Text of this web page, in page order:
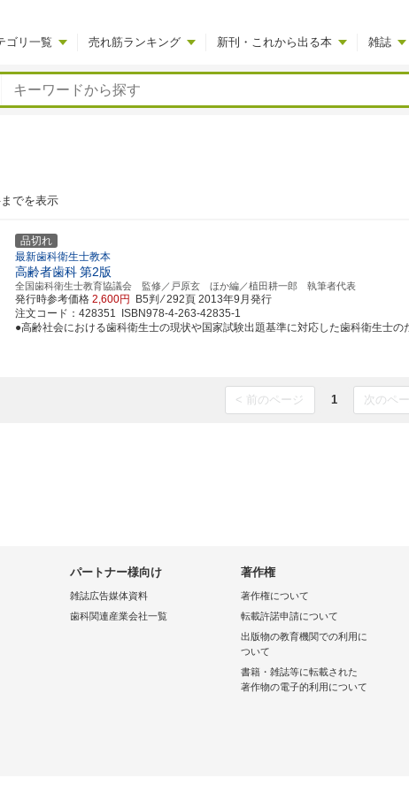
ゴリ一覧 売れ筋ランキング 新刊・これから出る本 雑誌
でを表示
品切れ
最新歯科衛生士教本
高齢者歯科第2版
全国歯科衛生士教育協議会 監修／戸原玄 ほか編／植田耕一郎 執筆者代表
発行時参考価格 2,600円 B5判 ⁄ 292頁 2013年9月発行
注文コード：428351 ISBN978-4-263-42835-1
●高齢社会における歯科衛生士の現状や国家試験出題基準に対応した歯科衛生士の
< 前のページ 1 次のペ
パートナー様向け
雑誌広告媒体資料
歯科関連産業会社一覧
著作権
著作権について
転載許諾申請について
出版物の教育機関での利用に
ついて
書籍・雑誌等に転載された
著作物の電子的利用について